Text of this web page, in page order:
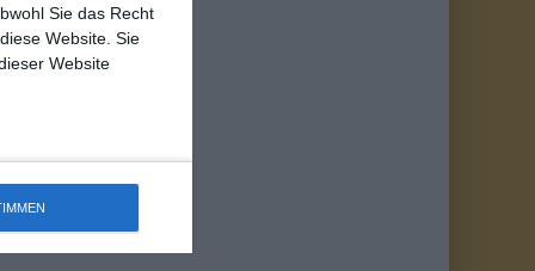
Sie das Recht
Website. Sie
Website